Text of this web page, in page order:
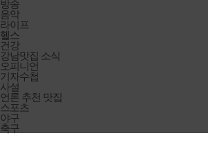
방송
음악
라이프
헬스
건강
강남맛집 소식
오피니언
기자수첩
사설
언론 추천 맛집
스포츠
야구
축구